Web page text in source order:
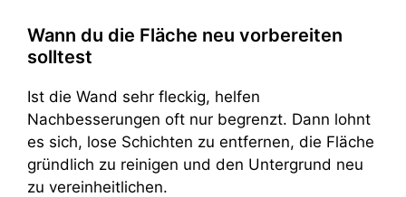
Wann du die Fläche neu vorbereiten
solltest
Ist die Wand sehr fleckig, helfen
Nachbesserungen oft nur begrenzt. Dann lohnt
es sich, lose Schichten zu entfernen, die Fläche
gründlich zu reinigen und den Untergrund neu
zu vereinheitlichen.